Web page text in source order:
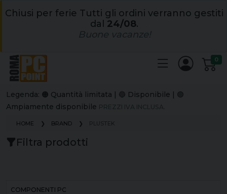
Chiusi per ferie Tutti gli ordini verranno gestiti
dal 24/08.
0
Legenda: 🟠 Quantità limitata | 🔵 Disponibile | 🟢
Ampiamente disponibile
HOME BRAND PLUSTEK
Filtra prodotti
COMPONENTI PC